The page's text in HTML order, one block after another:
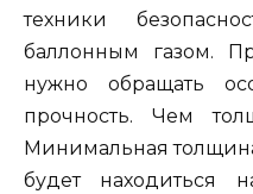
техники
баллонным газом.
нужно обращать
прочность. Чем
Минимальная
будет находиться